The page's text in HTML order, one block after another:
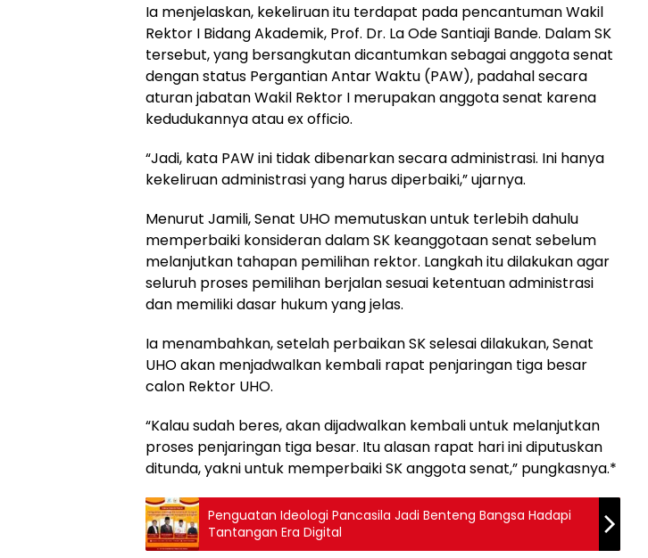
Ia menjelaskan, kekeliruan itu terdapat pada pencantuman Wakil
Rektor I Bidang Akademik, Prof. Dr. La Ode Santiaji Bande. Dalam SK
tersebut, yang bersangkutan dicantumkan sebagai anggota senat
dengan status Pergantian Antar Waktu (PAW), padahal secara
aturan jabatan Wakil Rektor I merupakan anggota senat karena
kedudukannya atau ex officio.
“Jadi, kata PAW ini tidak dibenarkan secara administrasi. Ini hanya
kekeliruan administrasi yang harus diperbaiki,” ujarnya.
Menurut Jamili, Senat UHO memutuskan untuk terlebih dahulu
memperbaiki konsideran dalam SK keanggotaan senat sebelum
melanjutkan tahapan pemilihan rektor. Langkah itu dilakukan agar
seluruh proses pemilihan berjalan sesuai ketentuan administrasi
dan memiliki dasar hukum yang jelas.
Ia menambahkan, setelah perbaikan SK selesai dilakukan, Senat
UHO akan menjadwalkan kembali rapat penjaringan tiga besar
calon Rektor UHO.
“Kalau sudah beres, akan dijadwalkan kembali untuk melanjutkan
proses penjaringan tiga besar. Itu alasan rapat hari ini diputuskan
ditunda, yakni untuk memperbaiki SK anggota senat,” pungkasnya.*
Penguatan Ideologi Pancasila Jadi Benteng Bangsa Hadapi
Tantangan Era Digital